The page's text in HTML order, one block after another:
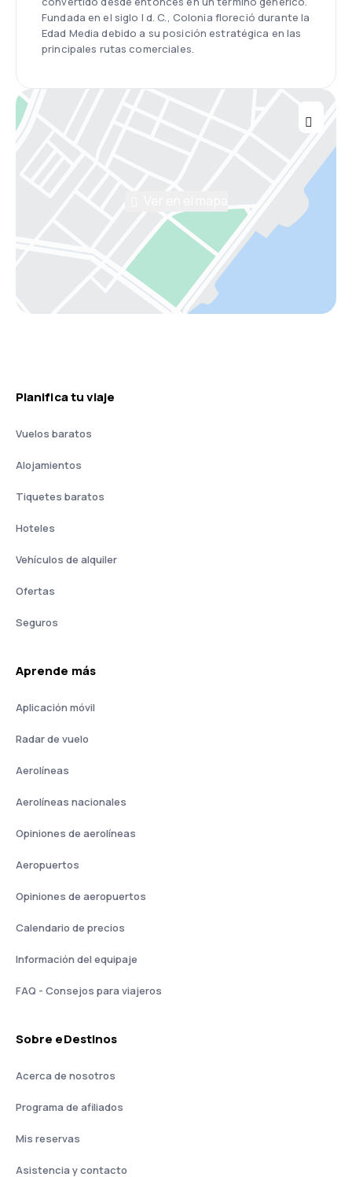
Fundada en el siglo I d. C., Colonia floreció durante la
Edad Media debido a su posición estratégica en las
principales rutas comerciales.
Planifica tu viaje
Vuelos baratos
Alojamientos
Tiquetes baratos
Hoteles
Vehículos de alquiler
Ofertas
Seguros
Aprende más
Aplicación móvil
Radar de vuelo
Aerolíneas
Aerolíneas nacionales
Opiniones de aerolíneas
Aeropuertos
Opiniones de aeropuertos
Calendario de precios
Información del equipaje
FAQ - Consejos para viajeros
Sobre eDestinos
Acerca de nosotros
Programa de afiliados
Mis reservas
Asistencia y contacto